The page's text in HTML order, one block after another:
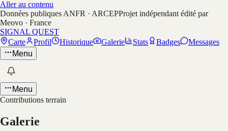
Aller au contenu
Données publiques ANFR · ARCEPProjet indépendant édité par
Meovo · France
SIGNAL QUEST
Carte
Profil Historique Galerie Stats Badges
Messages
Menu
Menu
Contributions terrain
Galerie